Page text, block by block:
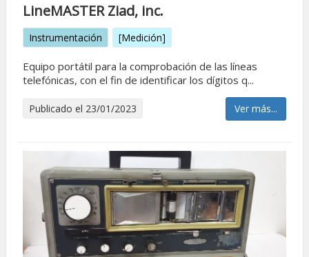
LineMASTER Ziad, inc.
Instrumentación [Medición]
Equipo portátil para la comprobación de las líneas
telefónicas, con el fin de identificar los dígitos q...
Publicado el 23/01/2023 Ver más...